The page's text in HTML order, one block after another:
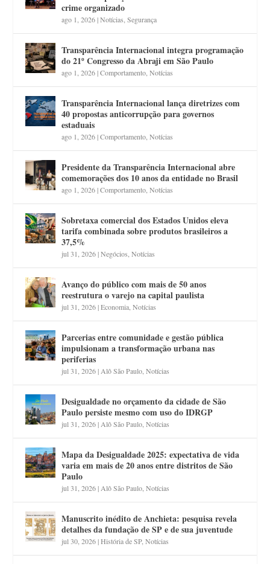
crime organizado
ago 1, 2026|Notícias ,Segurança
Transparência Internacional integra programação
do 21º Congresso da Abraji em São Paulo
ago 1, 2026|Comportamento ,Notícias
Transparência Internacional lança diretrizes com
40 propostas anticorrupção para governos
estaduais
ago 1, 2026|Comportamento ,Notícias
Presidente da Transparência Internacional abre
comemorações dos 10 anos da entidade no Brasil
ago 1, 2026|Comportamento ,Notícias
Sobretaxa comercial dos Estados Unidos eleva
tarifa combinada sobre produtos brasileiros a
37,5%
jul 31, 2026|Negócios ,Notícias
Avanço do público com mais de 50 anos
reestrutura o varejo na capital paulista
jul 31, 2026|Economia ,Notícias
Parcerias entre comunidade e gestão pública
impulsionam a transformação urbana nas
periferias
jul 31, 2026| Alô São Paulo ,Notícias
Desigualdade no orçamento da cidade de São
Paulo persiste mesmo com uso do IDRGP
jul 31, 2026| Alô São Paulo ,Notícias
Mapa da Desigualdade 2025: expectativa de vida
varia em mais de 20 anos entre distritos de São
Paulo
jul 31, 2026| Alô São Paulo ,Notícias
Manuscrito inédito de Anchieta: pesquisa revela
detalhes da fundação de SP e de sua juventude
jul 30, 2026|História de SP,Notícias